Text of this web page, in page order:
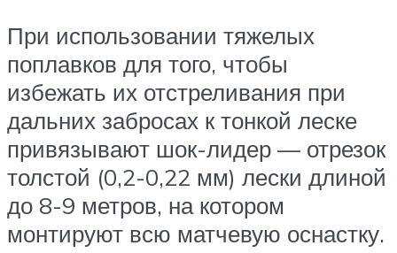
При использовании тяжелых
поплавков для того, чтобы
избежать их отстреливания при
дальних забросах к тонкой леске
привязывают шок-лидер — отрезок
толстой (0,2-0,22 мм) лески длиной
до 8-9 метров, на котором
монтируют всю матчевую оснастку.